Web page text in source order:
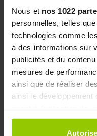
Nous et nos 1022
personnelles, telles
technologies comme
à des informations sur
publicités et du
mesures de
ainsi que de réaliser
ainsi le
Vous pouvez modifier
tout moment en
Quel est
?